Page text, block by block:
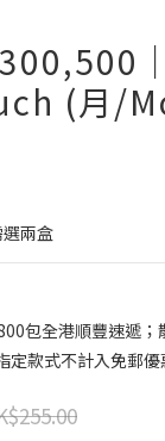
(月/
兩盒
包全港順豐速遞；
定款式不計入免郵優